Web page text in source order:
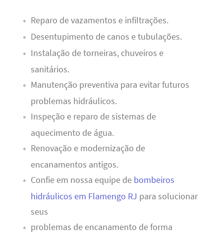
Reparo de vazamentos e infiltrações.
Desentupimento de canos e tubulações.
Instalação de torneiras, chuveiros e
sanitários.
Manutenção preventiva para evitar futuros
problemas hidráulicos.
Inspeção e reparo de sistemas de
aquecimento de água.
Renovação e modernização de
encanamentos antigos.
Confie em nossa equipe de bombeiros
hidráulicos em Flamengo RJ para solucionar
seus
problemas de encanamento de forma